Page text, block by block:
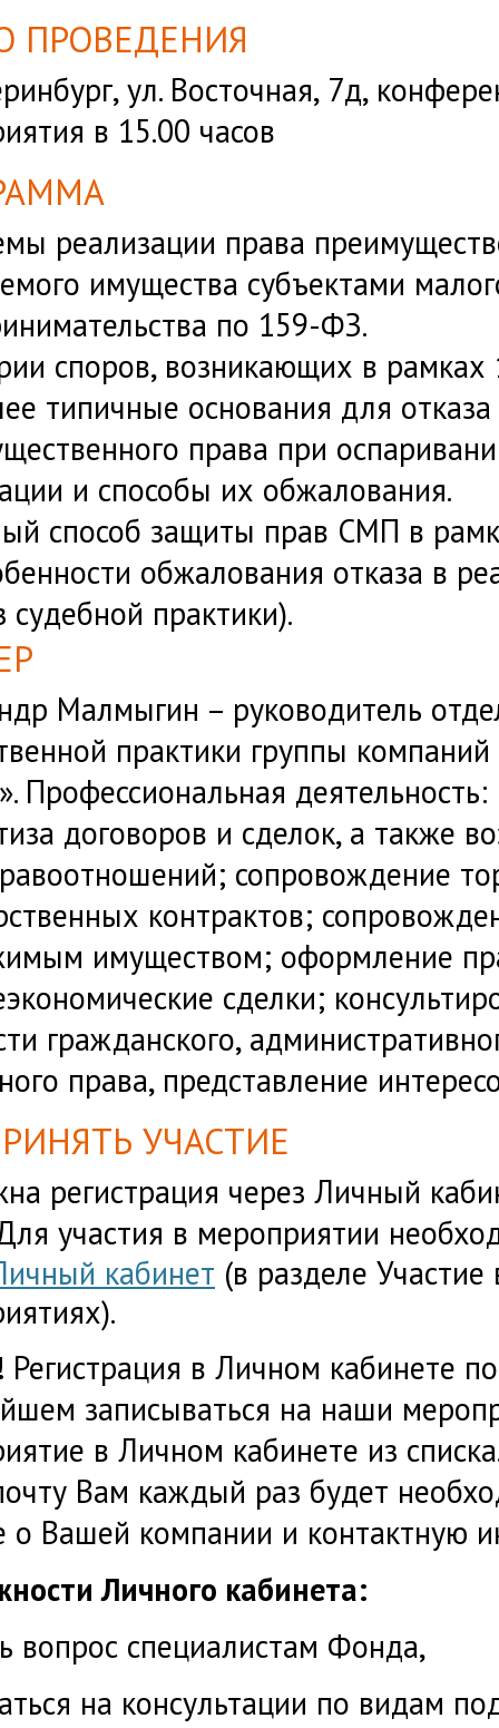
ПРОВЕДЕНИЯ
ул. Восточная, 7д,
в 15.00 часов
реализации права
имущества субъектами
по 159-ФЗ.
споров, возникающих в
типичные основания для
права при
и способы их обжалования.
способ защиты прав СМП в
обжалования отказа в
судебной практики).
Малмыгин – руководитель
практики группы
Профессиональная деятельность:
договоров и сделок, а также
сопровождение
контрактов;
имуществом; оформление
сделки;
гражданского,
права, представление
УЧАСТИЕ
регистрация через Личный
участия в мероприятии
кабинет (в разделе
Регистрация в Личном кабинете
записываться на наши
в Личном кабинете из
Вам каждый раз будет
о Вашей компании и контактную
Личного кабинета:
вопрос специалистам Фонда,
на консультации по видам